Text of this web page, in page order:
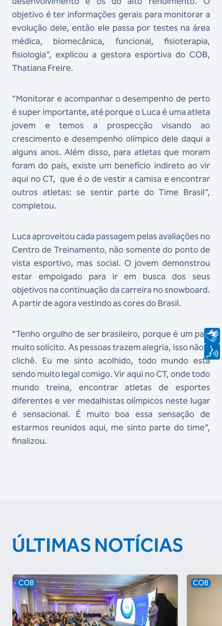
objetivo é ter informações gerais para monitorar a
evolução dele, então ele passa por testes na área
médica, biomecânica, funcional, fisioterapia,
fisiologia”, explicou a gestora esportiva do COB,
Thatiana Freire.
“Monitorar e acompanhar o desempenho de perto
é super importante, até porque o Luca é uma atleta
jovem e temos a prospecção visando ao
crescimento e desempenho olímpico dele daqui a
alguns anos. Além disso, para atletas que moram
foram do país, existe um benefício indireto ao vir
aqui no CT, que é o de vestir a camisa e encontrar
outros atletas: se sentir parte do Time Brasil”,
completou.
Luca aproveitou cada passagem pelas avaliações no
Centro de Treinamento, não somente do ponto de
vista esportivo, mas social. O jovem demonstrou
estar empolgado para ir em busca dos seus
objetivos na continuação da carreira no snowboard.
A partir de agora vestindo as cores do Brasil.
“Tenho orgulho de ser brasileiro, porque é um país
muito solícito. As pessoas trazem alegria, isso não é
clichê. Eu me sinto acolhido, todo mundo está
sendo muito legal comigo. Vir aqui no CT, onde todo
mundo treina, encontrar atletas de esportes
diferentes e ver medalhistas olímpicos neste lugar
é sensacional. É muito boa essa sensação de
estarmos reunidos aqui, me sinto parte do time”,
finalizou.
ÚLTIMAS NOTÍCIAS
COB COB